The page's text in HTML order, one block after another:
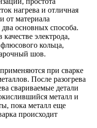
нагрева и отличная
от материала
два основных способа.
электрода,
кольца,
шов.
при сварке
После разогрева
свариваемые детали
металл и
пока металл еще
происходит